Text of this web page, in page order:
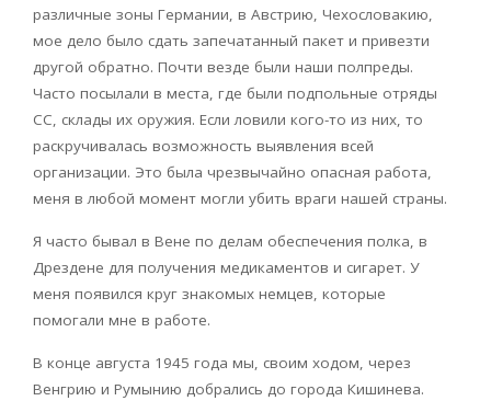
различные зоны Германии, в Австрию, Чехословакию,
мое дело было сдать запечатанный пакет и привезти
другой обратно. Почти везде были наши полпреды.
Часто посылали в места, где были подпольные отряды
СС, склады их оружия. Если ловили кого-то из них, то
раскручивалась возможность выявления всей
организации. Это была чрезвычайно опасная работа,
меня в любой момент могли убить враги нашей страны.
Я часто бывал в Вене по делам обеспечения полка, в
Дрездене для получения медикаментов и сигарет. У
меня появился круг знакомых немцев, которые
помогали мне в работе.
В конце августа 1945 года мы, своим ходом, через
Венгрию и Румынию добрались до города Кишинева.